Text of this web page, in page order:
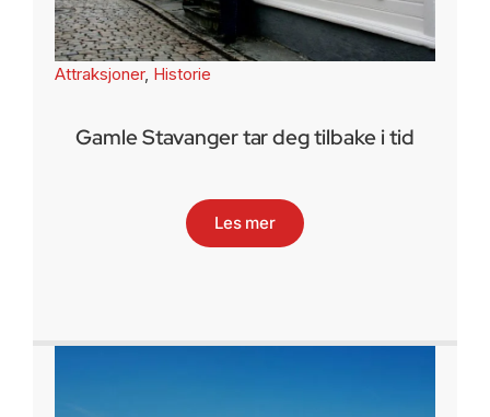
Attraksjoner, Historie
Gamle Stavanger tar deg tilbake i tid
Les mer